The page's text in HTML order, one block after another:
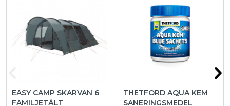
EASY CAMP SKARVAN 6
FAMILJETÄLT
THETFORD AQUA KEM
SANERINGSMEDEL